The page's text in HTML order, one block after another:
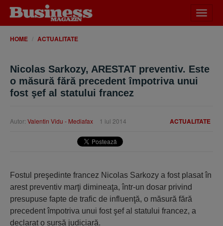
meniu
HOME ACTUALITATE
Nicolas Sarkozy, ARESTAT preventiv. Este
o măsură fără precedent împotriva unui
fost şef al statului francez
ACTUALITATE
Autor: Valentin Vidu - Mediafax 1 iul 2014
Fostul preşedinte francez Nicolas Sarkozy a fost plasat în
arest preventiv marţi dimineaţa, într-un dosar privind
presupuse fapte de trafic de influenţă, o măsură fără
precedent împotriva unui fost şef al statului francez, a
declarat o sursă judiciară.